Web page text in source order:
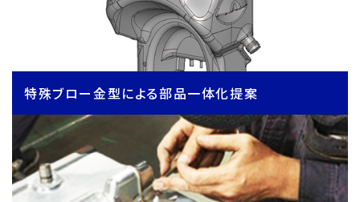
特殊ブロー金型による部品一体化提案